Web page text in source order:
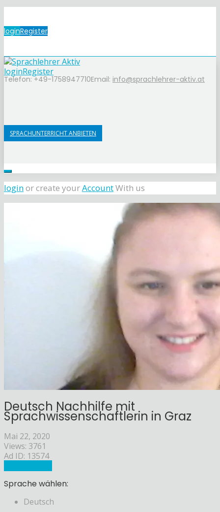
loginRegister
Telefon: +49-1758947710Email: info@sprachlehrer-aktiv.at
loginRegister
SPRACHUNTERRICHT ANBIETEN
loginor create yourAccountWith us
Deutsch Nachhilfe mit
Sprachwissenschaftlerin in Graz
Mai 22, 2020
Views: 3761
Ad ID: 13574
Sprache wählen:
Deutsch